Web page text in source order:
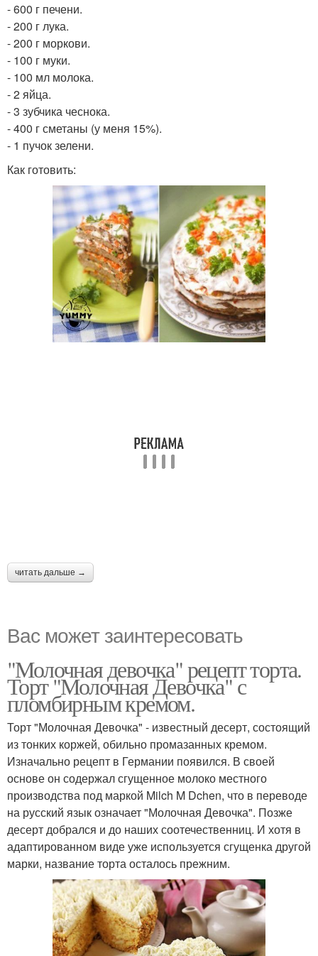
- 600 г печени.
- 200 г лука.
- 200 г моркови.
- 100 г муки.
- 100 мл молока.
- 2 яйца.
- 3 зубчика чеснока.
- 400 г сметаны (у меня 15%).
- 1 пучок зелени.
Как готовить:
читать дальше →
Вас может заинтересовать
"Молочная девочка" рецепт торта.
Торт "Молочная Девочка" с
пломбирным кремом.
Торт "Молочная Девочка" - известный десерт, состоящий
из тонких коржей, обильно промазанных кремом.
Изначально рецепт в Германии появился. В своей
основе он содержал сгущенное молоко местного
производства под маркой Milch M Dchen, что в переводе
на русский язык означает "Молочная Девочка". Позже
десерт добрался и до наших соотечественниц. И хотя в
адаптированном виде уже используется сгущенка другой
марки, название торта осталось прежним.